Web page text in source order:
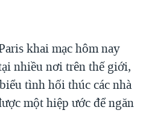
VIỆT NAM
TẠI VIỆT NAM
khai mạc hôm nay
nhiều nơi trên thế giới,
tình hối thúc các nhà
một hiệp ước để ngăn